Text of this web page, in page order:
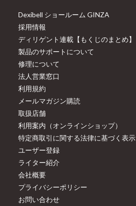
Dexibell ショールーム GINZA
採用情報
ディリゲント連載【もくじのまとめ】
製品のサポートについて
修理について
法人営業窓口
利用規約
メールマガジン購読
取扱店舗
利用案内（オンラインショップ）
特定商取引に関する法律に基づく表示
ユーザー登録
ライター紹介
会社概要
プライバシーポリシー
お問い合わせ